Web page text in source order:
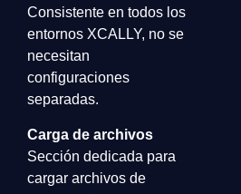
Consistente en todos los
entornos XCALLY, no se
necesitan
configuraciones
separadas.
Carga de archivos
Sección dedicada para
cargar archivos de